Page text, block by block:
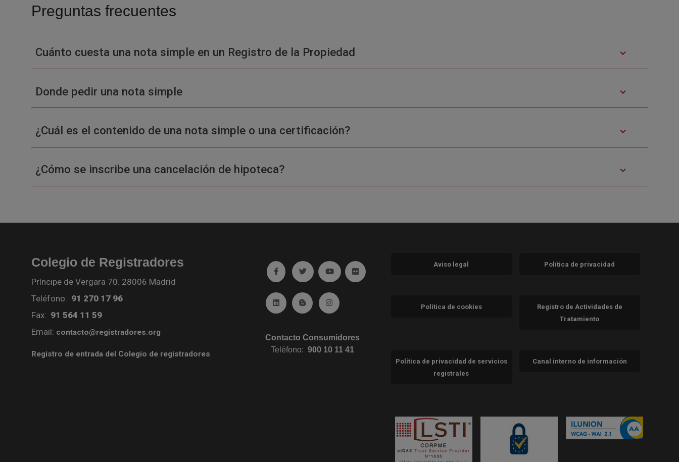
Preguntas frecuentes
Cuánto cuesta una nota simple en un Registro de la Propiedad
Donde pedir una nota simple
¿Cuál es el contenido de una nota simple o una certificación?
¿Cómo se inscribe una cancelación de hipoteca?
Colegio de Registradores
Príncipe de Vergara 70. 28006 Madrid
Teléfono: 91 270 17 96
Fax: 91 564 11 59
Email: contacto@registradores.org
Registro de entrada del Colegio de registradores
Ir a facebook (abre en ventana nueva)
Ir a twitter (abre en ventana nueva)
Ir a YouTube (abre en ventana nueva)
Ir a Flickr (abre en ventana nueva)
Ir a Linkedin (abre en ventana nueva)
Ir al Blog (abre en ventana nueva)
Ir a Instagram (abre en ventana nueva)
Contacto Consumidores
Teléfono:900 10 11 41
Aviso legal Política de privacidad
Política de cookies
Registro de Actividades de
Tratamiento
Política de privacidad de servicios
registrales
Canal interno de información